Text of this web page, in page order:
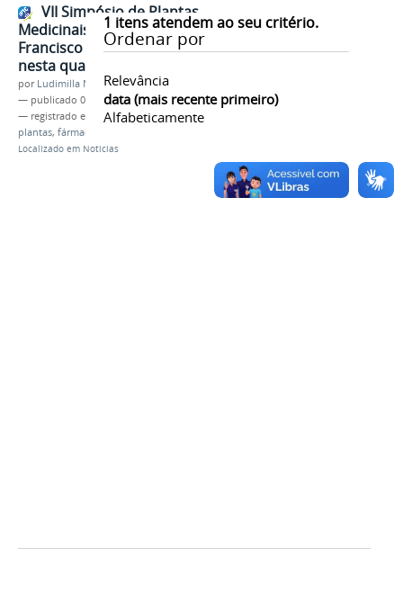
1 itens atendem ao seu critério.
Ordenar por
Relevância
data (mais recente primeiro)
Alfabeticamente
VII Simpósio de Plantas
Medicinais do Vale do São
Francisco (Plamevasf) terá início
nesta quarta-feira (4)
por Ludimilla Macedo de Andrade
— publicado 02/09/2019
— registrado em:
plantas medicinais,Simpósio
plantas, fármacia
Localizado em Notícias